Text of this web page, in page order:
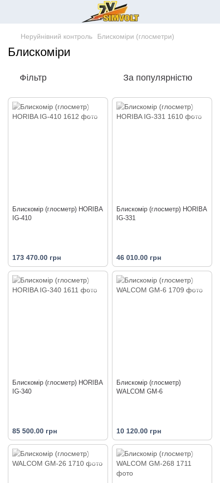
Неруйнівний контроль Блискоміри (глосметри)
Блискоміри
Фільтр За популярністю
Блискомір (глосметр) HORIBA
IG-410
173 470.00 грн
Блискомір (глосметр) HORIBA
IG-331
46 010.00 грн
Блискомір (глосметр) HORIBA
IG-340
85 500.00 грн
Блискомір (глосметр)
WALCOM GM-6
10 120.00 грн